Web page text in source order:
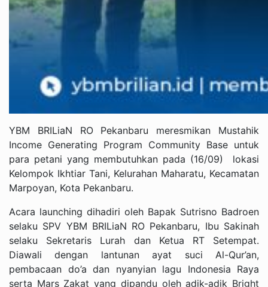
YBM BRILiaN RO Pekanbaru meresmikan Mustahik
Income Generating Program Community Base untuk
para petani yang membutuhkan pada (16/09) lokasi
Kelompok Ikhtiar Tani, Kelurahan Maharatu, Kecamatan
Marpoyan, Kota Pekanbaru.
Acara launching dihadiri oleh Bapak Sutrisno Badroen
selaku SPV YBM BRILiaN RO Pekanbaru, Ibu Sakinah
selaku Sekretaris Lurah dan Ketua RT Setempat.
Diawali dengan lantunan ayat suci Al-Qur’an,
pembacaan do’a dan nyanyian lagu Indonesia Raya
serta Mars Zakat yang dipandu oleh adik-adik Bright